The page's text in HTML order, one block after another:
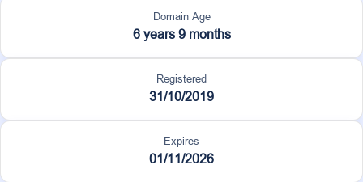
Domain Age
6 years 9 months
Registered
31/10/2019
Expires
01/11/2026